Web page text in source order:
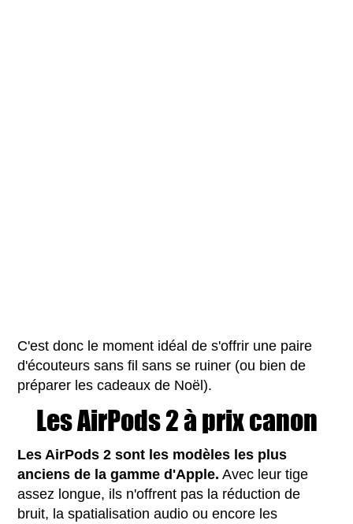
C'est donc le moment idéal de s'offrir une paire
d'écouteurs sans fil sans se ruiner (ou bien de
préparer les cadeaux de Noël).
Les AirPods 2 à prix canon
Les AirPods 2 sont les modèles les plus
anciens de la gamme d'Apple. Avec leur tige
assez longue, ils n'offrent pas la réduction de
bruit, la spatialisation audio ou encore les